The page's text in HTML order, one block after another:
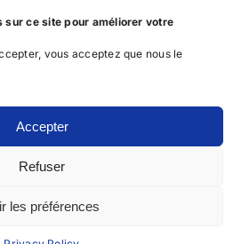
sur ce site pour améliorer votre
vous acceptez que nous le
Accepter
Refuser
les préférences
of Use